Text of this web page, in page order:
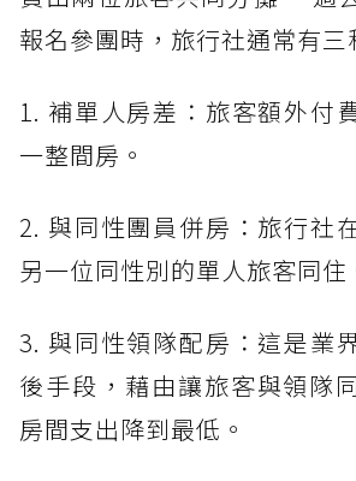
報名參團時，旅行社通常有三
1. 補單人房差：旅客額外付
一整間房。
2. 與同性團員併房：旅行社
另一位同性別的單人旅客同住
3. 與同性領隊配房：這是業
後手段，藉由讓旅客與領隊
房間支出降到最低。